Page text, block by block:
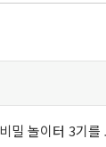
밀 놀이터 3기